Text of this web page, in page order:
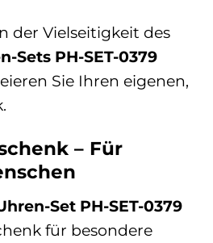
der Vielseitigkeit des
Sets PH-SET-0379
Sie Ihren eigenen,
– Für
Set PH-SET-0379
für besondere